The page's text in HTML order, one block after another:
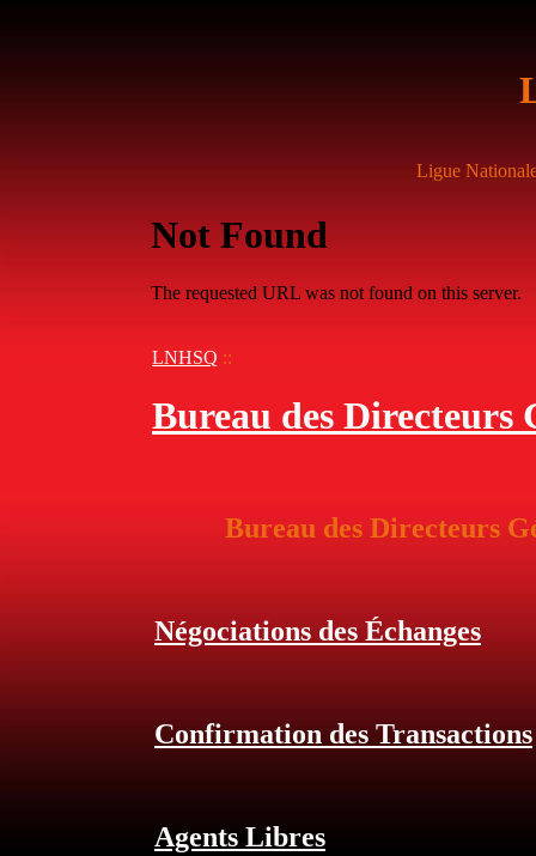
Ligue
LNHSQ ::
Bureau des Directeurs
Bureau des Directeurs
Négociations des Échanges
Confirmation des Transactions
Agents Libres